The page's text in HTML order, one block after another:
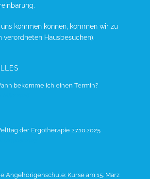
kommen können, kommen wir zu
verordneten Hausbesuchen).
bekomme ich einen Termin?
der Ergotherapie 27.10.2025
Angehörigenschule: Kurse am 15. März